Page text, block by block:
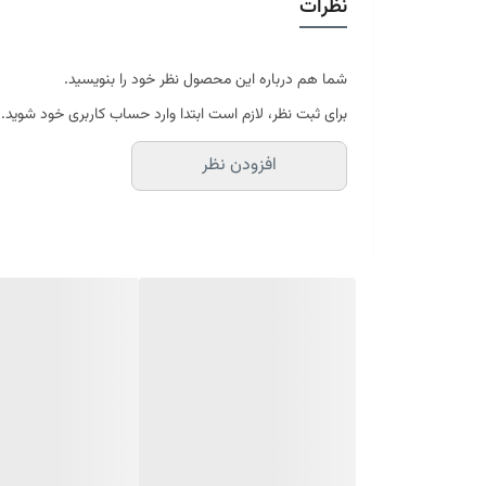
موجود در سایز بندی : 4 ، 6 ، 9 ، 12 متری ( قابل سفارش در ابعاد دلخواه-سایز غیر استاندارد)
ابعاد 6 متری : 200*300 سانتیمتر
ابعاد 9 متری : 250*350 سانتیمتر
ابعاد 12 متری : 300*400 سانتیمتر
ارسال کالای خواب متین تا کمتر از 30 روز کاری آینده
نظرات
شما هم درباره این محصول نظر خود را بنویسید.
برای ثبت نظر، لازم است ابتدا وارد حساب کاربری خود شوید.
افزودن نظر